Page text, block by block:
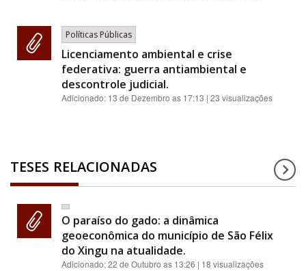
Políticas Públicas
Licenciamento ambiental e crise
federativa: guerra antiambiental e
descontrole judicial.
Adicionado: 13 de Dezembro as 17:13 | 23 visualizações
TESES RELACIONADAS
O paraíso do gado: a dinâmica
geoeconômica do município de São Félix
do Xingu na atualidade.
Adicionado:22 de Outubro as 13:26 | 18 visualizações